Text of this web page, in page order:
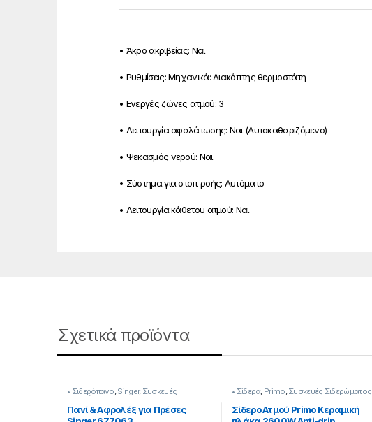
• Άκρο ακριβείας: Ναι
• Ρυθμίσεις: Μηχανικά: Διακόπτης θερμοστάτη
• Ενεργές ζώνες ατμού: 3
• Λειτουργία αφαλάτωσης: Ναι (Αυτοκαθαριζόμενο)
• Ψεκασμός νερού: Ναι
• Σύστημα για στοπ ροής: Αυτόματο
• Λειτουργία κάθετου ατμού: Ναι
Σχετικά προϊόντα
• Σιδερόπανο,Singer, Συσκευές
Σιδερώματος
Πανί & Αφρολέξ για Πρέσες
• Σίδερα, Primo,Συσκευές Σιδερώματος
Σίδερο Ατμού Primo Kεραμική